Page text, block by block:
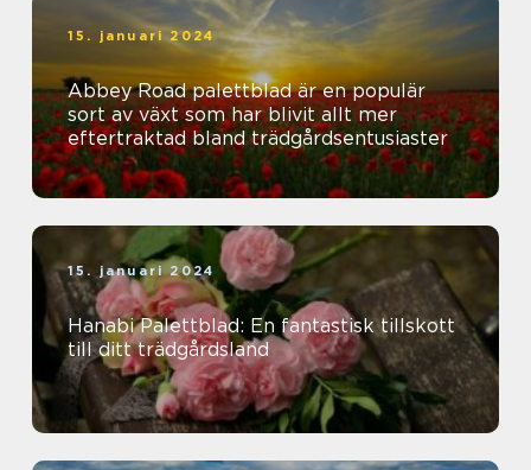
15. januari 2024
Abbey Road palettblad är en populär
sort av växt som har blivit allt mer
eftertraktad bland trädgårdsentusiaster
15. januari 2024
Hanabi Palettblad: En fantastisk tillskott
till ditt trädgårdsland